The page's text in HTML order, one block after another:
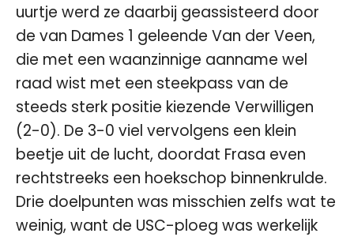
uurtje werd ze daarbij geassisteerd door
de van Dames 1 geleende Van der Veen,
die met een waanzinnige aanname wel
raad wist met een steekpass van de
steeds sterk positie kiezende Verwilligen
(2-0). De 3-0 viel vervolgens een klein
beetje uit de lucht, doordat Frasa even
rechtstreeks een hoekschop binnenkrulde.
Drie doelpunten was misschien zelfs wat te
weinig, want de USC-ploeg was werkelijk